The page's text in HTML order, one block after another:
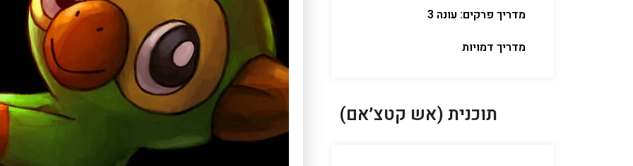
מדריך פרקים: עונה 3
מדריך דמויות
תוכנית (אש קטצ׳אם)